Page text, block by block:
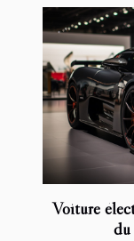
Voiture
du